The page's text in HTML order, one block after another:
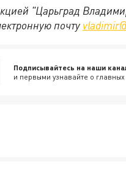
"Царьград
почту
Подписывайтесь на наши
и первыми узнавайте о